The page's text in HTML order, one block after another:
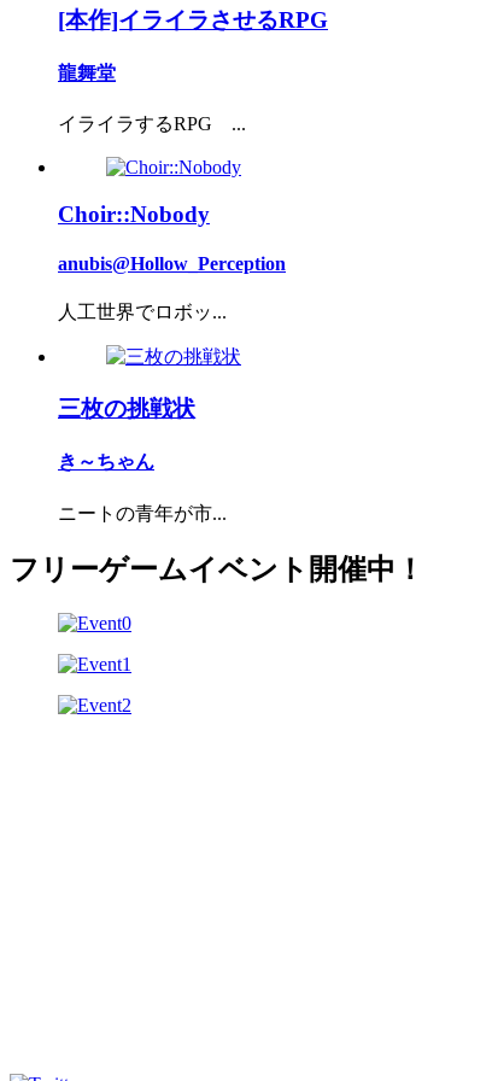
[本作]イライラさせるRPG
龍舞堂
イライラするRPG ...
Choir::Nobody
anubis@Hollow_Perception
人工世界でロボッ...
三枚の挑戦状
き～ちゃん
ニートの青年が市...
フリーゲームイベント開催中！